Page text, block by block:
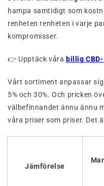
hampa samtidigt som
renheten renheten i varje
kompromisser.
👉 Upptäck våra billig
Vårt sortiment anpassar
5% och 30%. Och pricken
välbefinnandet ännu ännu
våra priser som priser. Det
Jämförelse